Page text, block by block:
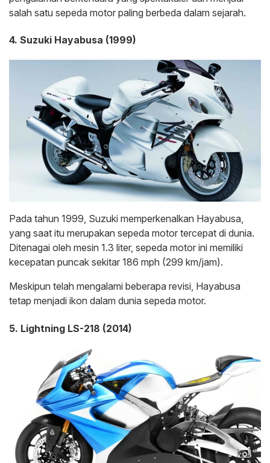
salah satu sepeda motor paling berbeda dalam sejarah.
4. Suzuki Hayabusa (1999)
Pada tahun 1999, Suzuki memperkenalkan Hayabusa,
yang saat itu merupakan sepeda motor tercepat di dunia.
Ditenagai oleh mesin 1.3 liter, sepeda motor ini memiliki
kecepatan puncak sekitar 186 mph (299 km/jam).
Meskipun telah mengalami beberapa revisi, Hayabusa
tetap menjadi ikon dalam dunia sepeda motor.
5. Lightning LS-218 (2014)